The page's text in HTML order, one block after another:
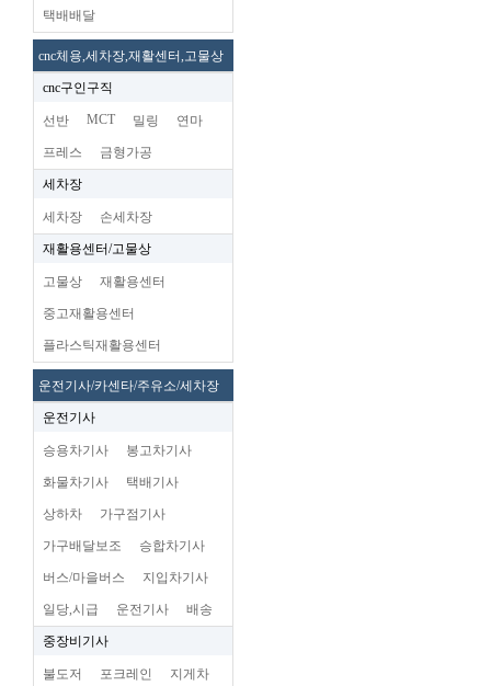
택배배달
cnc체용,세차장,재활센터,고물상
cnc구인구직
선반 MCT 밀링 연마
프레스 금형가공
세차장
세차장 손세차장
재활용센터/고물상
고물상 재활용센터
중고재활용센터
플라스틱재활용센터
운전기사/카센타/주유소/세차장
운전기사
승용차기사 봉고차기사
화물차기사 택배기사
상하차 가구점기사
가구배달보조 승합차기사
버스/마을버스 지입차기사
일당,시급 운전기사 배송
중장비기사
불도저 포크레인 지게차